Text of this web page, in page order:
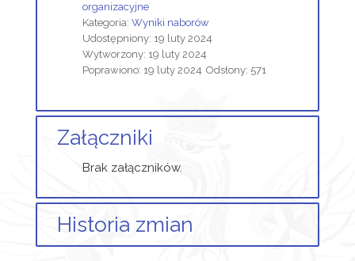
organizacyjne
Kategoria: Wyniki naborów
Udostępniony: 19 luty 2024
Wytworzony: 19 luty 2024
Poprawiono: 19 luty 2024 Odsłony: 571
Załączniki
Brak załączników.
Historia zmian